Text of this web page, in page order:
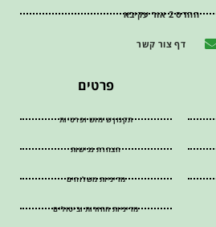
ההדס 2 אור עקיבא
דף צור קשר
פרטים
תקנון שימוש ופרטיות
הצהרת נגישות
מדיניות משלוחים
מדיניות החזרות וביטולים